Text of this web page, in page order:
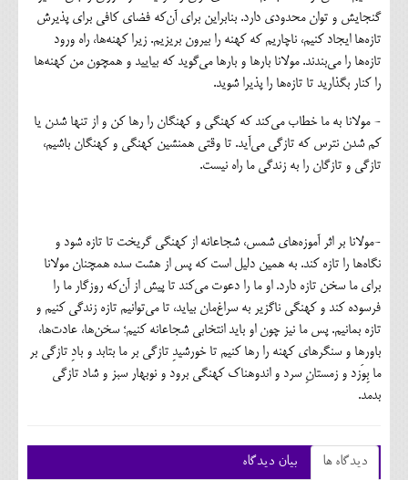
گنجایش و توان محدودی دارد. بنابراین برای آن‌که فضای کافی برای پذیرش
تازه‌ها ایجاد کنیم، ناچاریم که کهنه را بیرون بریزیم. زیرا کهنه‌ها، راه ورود
تازه‌ها را می‌بندند. مولانا بارها و بارها می‌گوید که بیایید و همچون من کهنه‌ها
را کنار بگذارید تا تازه‌ها را پذیرا شوید.
- مولانا به ما خطاب می‌کند که کهنگی و کهنگان را رها کن و از تنها شدن یا
کم شدن نترس که تازگی می‌آید. تا وقتی همنشین کهنگی و کهنگان باشیم،
تازگی و تازگان را به زندگی ما راه نیست.
-مولانا بر اثر آموزه‌های شمس، شجاعانه از کهنگی گریخت تا تازه شود و
نگاه‌ها را تازه کند. به همین دلیل است که پس از هشت سده همچنان مولانا
برای ما سخن تازه دارد. او ما را دعوت می‌کند تا پیش از آن‌که روزگار ما را
فرسوده کند و کهنگی ناگزیر به سراغ‌مان بیاید، تا می‌توانیم تازه زندگی کنیم و
تازه بمانیم. پس ما نیز چون او باید انتخابی شجاعانه کنیم؛ سخن‌ها، عادت‌ها،
باورها و سنگرهای کهنه را رها کنیم تا خورشیدِ تازگی بر ما بتابد و بادِ تازگی بر
ما بِوَزد و زمستانِ سرد و اندوهناک کهنگی برود و نوبهار سبز و شاد تازگی
بدمد.
دیدگاه ها بیان دیدگاه